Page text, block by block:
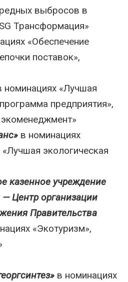
выбросов в
Трансформация»
«Обеспечение
поставок»,
номинациях «Лучшая
предприятия»,
в номинациях
экологическая
казенное учреждение
Центр организации
Правительства
«Экотуризм»,
в номинациях